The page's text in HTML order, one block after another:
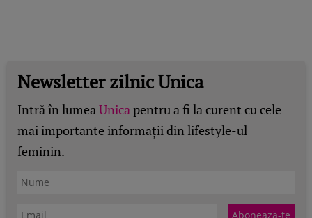
Newsletter zilnic Unica
Intră în lumeaUnicapentru a fi la curent cu cele
mai importante informații din lifestyle-ul
feminin.